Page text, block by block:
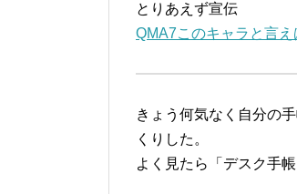
とりあえず宣伝
QMA7このキャラと言え
きょう何気なく自分の
くりした。
よく見たら「デスク手